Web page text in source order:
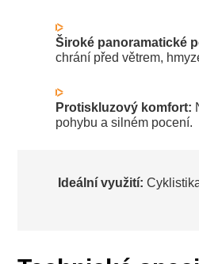
Široké panoramatické
chrání před větrem,
Protiskluzový komfort:
pohybu a silném pocení.
Ideální využití: